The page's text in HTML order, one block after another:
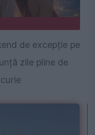
de excepție pe
zile pline de